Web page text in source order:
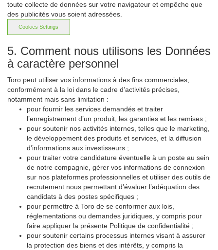
toute collecte de données sur votre navigateur et empêche que
des publicités vous soient adressées.
Cookies Settings
5. Comment nous utilisons les Données
à caractère personnel
Toro peut utiliser vos informations à des fins commerciales,
conformément à la loi dans le cadre d’activités précises,
notamment mais sans limitation :
pour fournir les services demandés et traiter
l’enregistrement d’un produit, les garanties et les remises ;
pour soutenir nos activités internes, telles que le marketing,
le développement des produits et services, et la diffusion
d’informations aux investisseurs ;
pour traiter votre candidature éventuelle à un poste au sein
de notre compagnie, gérer vos informations de connexion
sur nos plateformes professionnelles et utiliser des outils de
recrutement nous permettant d’évaluer l’adéquation des
candidats à des postes spécifiques ;
pour permettre à Toro de se conformer aux lois,
réglementations ou demandes juridiques, y compris pour
faire appliquer la présente Politique de confidentialité ;
pour soutenir certains processus internes visant à assurer
la protection des biens et des intérêts, y compris la